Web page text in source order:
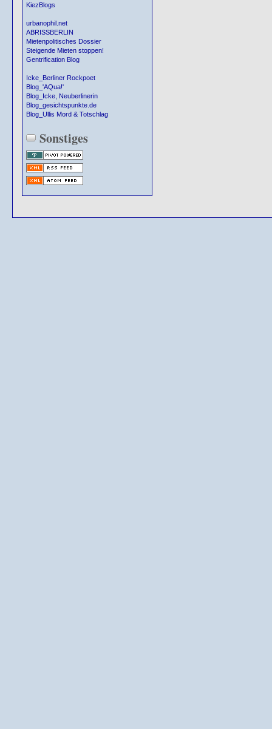
KiezBlogs
urbanophil.net
ABRISSBERLIN
Mietenpolitisches Dossier
Steigende Mieten stoppen!
Gentrification Blog
Icke_Berliner Rockpoet
Blog_'AQua!'
Blog_Icke, Neuberlinerin
Blog_gesichtspunkte.de
Blog_Ullis Mord & Totschlag
Sonstiges